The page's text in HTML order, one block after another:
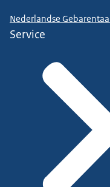
Nederlandse
Service